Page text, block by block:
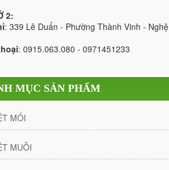
2:
: 339 Lê Duẩn - Phường Thành Vinh - Nghệ
: 0915.063.080 - 0971451233
MỤC SẢN PHẨM
MỐI
MUỖI